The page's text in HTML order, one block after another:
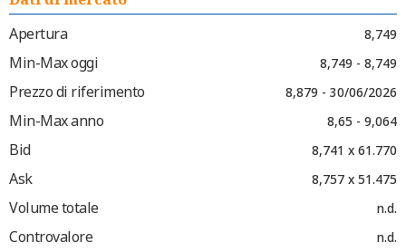
Apertura
8,749
Min-Max oggi 8,749 - 8,749
Prezzo di riferimento 8,879 - 30/06/2026
Min-Max anno 8,65 - 9,064
Bid 8,741 x 61.770
Ask 8,757 x 51.475
Volume totale n.d.
Controvalore n.d.